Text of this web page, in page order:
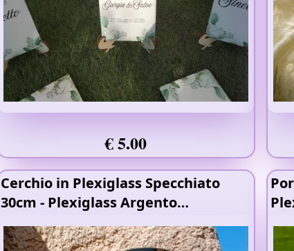
€ 5.00
Cerchio in Plexiglass Specchiato
30cm- Plexiglass Argento
Specchiato- Plexiglass Oro
Specchiato